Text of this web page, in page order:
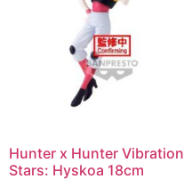
Hunter x Hunter Vibration
Stars: Hyskoa 18cm